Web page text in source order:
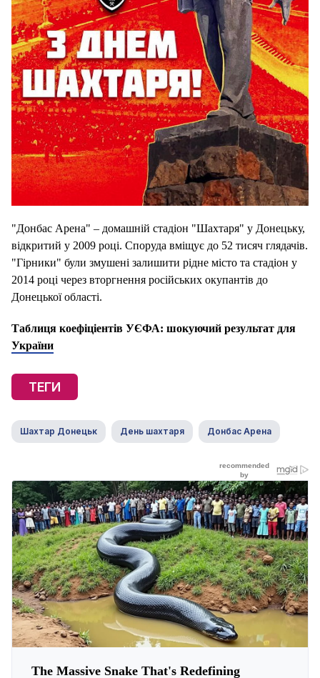
"Донбас Арена" – домашній стадіон "Шахтаря" у Донецьку,
відкритий у 2009 році. Споруда вміщує до 52 тисяч глядачів.
"Гірники" були змушені залишити рідне місто та стадіон у
2014 році через вторгнення російських окупантів до
Донецької області.
Таблиця коефіціентів УЄФА: шокуючий результат для
України
ТЕГИ
Шахтар Донецьк День шахтаря Донбас Арена